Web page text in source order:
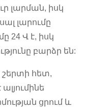
լարման, իսկ
լարումը
24 Վ է, իսկ
բարձր են:
հետ,
ցրում և